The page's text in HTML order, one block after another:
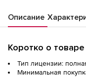
Описание
Коротко о товаре
Тип лицензии:
Минимальная